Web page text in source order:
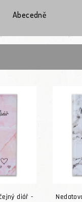
Abecedně
diář -